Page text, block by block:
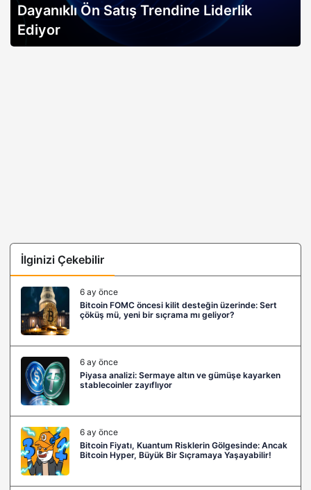
Dayanıklı Ön Satış Trendine Liderlik
Ediyor
İlginizi Çekebilir
6 ay önce
Bitcoin FOMC öncesi kilit desteğin üzerinde: Sert
çöküş mü, yeni bir sıçrama mı geliyor?
6 ay önce
Piyasa analizi: Sermaye altın ve gümüşe kayarken
stablecoinler zayıflıyor
6 ay önce
Bitcoin Fiyatı, Kuantum Risklerin Gölgesinde: Ancak
Bitcoin Hyper, Büyük Bir Sıçramaya Yaşayabilir!